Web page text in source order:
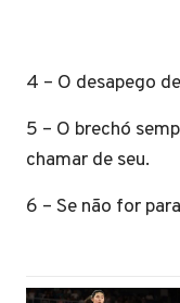
4 – O desapego
5 – O brechó
chamar de seu.
6 – Se não for